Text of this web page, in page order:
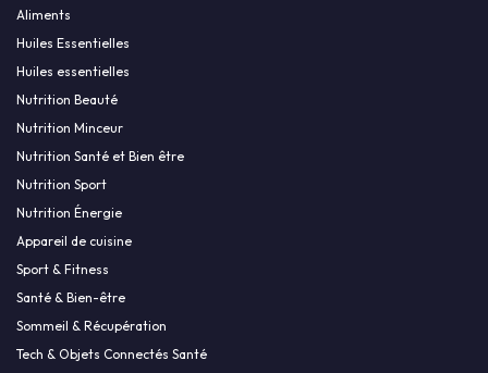
Aliments
Huiles Essentielles
Huiles essentielles
Nutrition Beauté
Nutrition Minceur
Nutrition Santé et Bien être
Nutrition Sport
Nutrition Énergie
Appareil de cuisine
Sport & Fitness
Santé & Bien-être
Sommeil & Récupération
Tech & Objets Connectés Santé